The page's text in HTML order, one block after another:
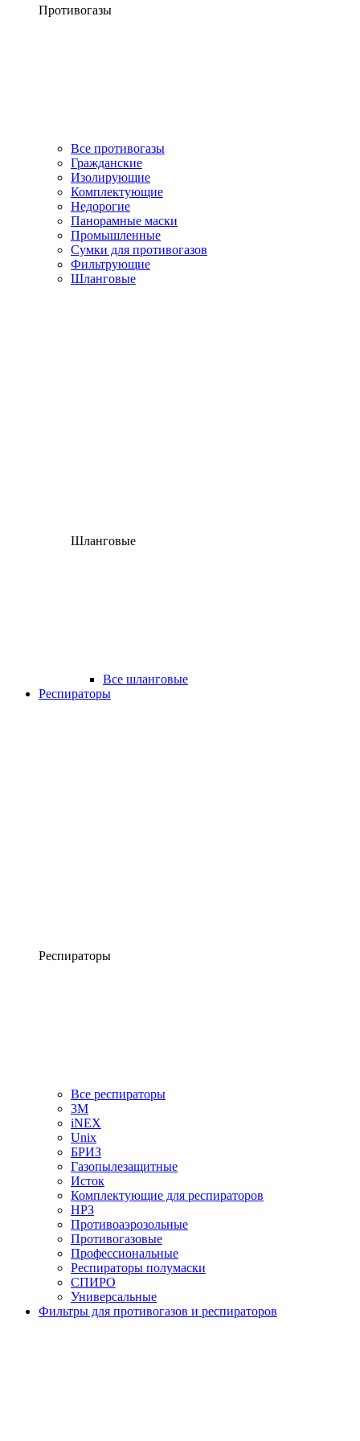
Противогазы
Все противогазы
Гражданские
Изолирующие
Комплектующие
Недорогие
Панорамные маски
Промышленные
Сумки для противогазов
Фильтрующие
Шланговые
Шланговые
Все шланговые
Респираторы
Респираторы
Все респираторы
3М
iNEX
Unix
БРИЗ
Газопылезащитные
Исток
Комплектующие для респираторов
НРЗ
Противоаэрозольные
Противогазовые
Профессиональные
Респираторы полумаски
СПИРО
Универсальные
Фильтры для противогазов и респираторов